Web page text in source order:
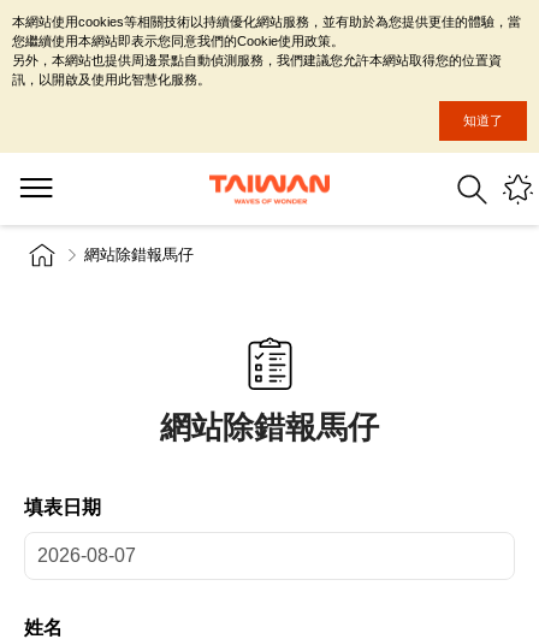
網站除錯報馬仔
網站除錯報馬仔
填表日期
姓名
本網站使用cookies等相關技術以持續優化網站服務，並有助於為您提供更佳的體驗，當
您繼續使用本網站即表示您同意我們的Cookie使用政策。
另外，本網站也提供周邊景點自動偵測服務，我們建議您允許本網站取得您的位置資
訊，以開啟及使用此智慧化服務。
知道了